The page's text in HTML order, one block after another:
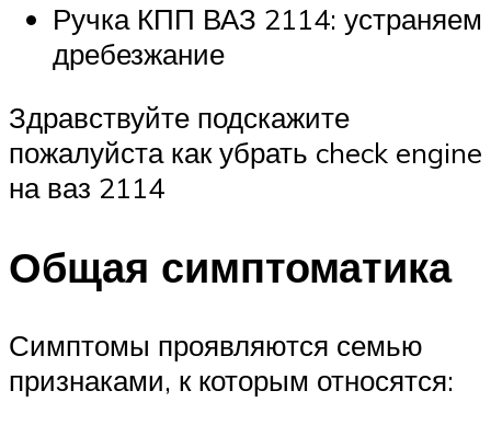
Ручка КПП ВАЗ 2114: устраняем
дребезжание
Здравствуйте подскажите
пожалуйста как убрать check engine
на ваз 2114
Общая симптоматика
Симптомы проявляются семью
признаками, к которым относятся: